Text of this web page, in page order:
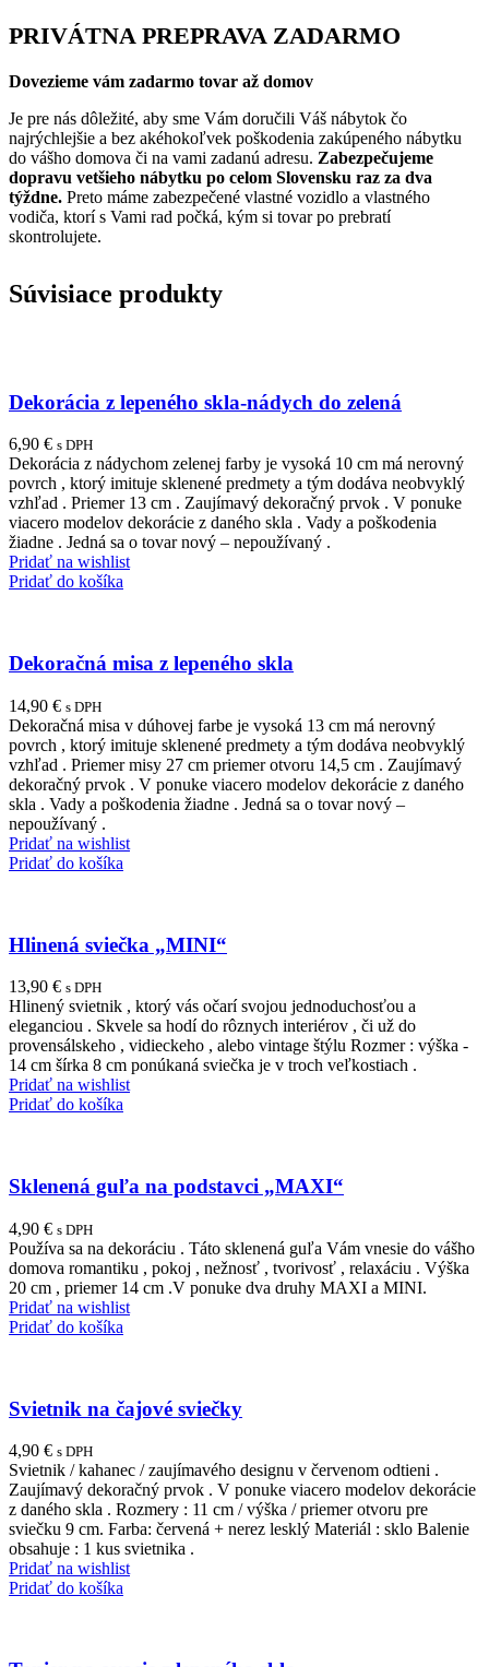
PRIVÁTNA PREPRAVA ZADARMO
Dovezieme vám zadarmo tovar až domov
Je pre nás dôležité, aby sme Vám doručili Váš nábytok čo
najrýchlejšie a bez akéhokoľvek poškodenia zakúpeného nábytku
do vášho domova či na vami zadanú adresu. Zabezpečujeme
dopravu vetšieho nábytku po celom Slovensku raz za dva
týždne. Preto máme zabezpečené vlastné vozidlo a vlastného
vodiča, ktorí s Vami rad počká, kým si tovar po prebratí
skontrolujete.
Súvisiace produkty
Dekorácia z lepeného skla-nádych do zelená
6,90 € s DPH
Dekorácia z nádychom zelenej farby je vysoká 10 cm má nerovný
povrch , ktorý imituje sklenené predmety a tým dodáva neobvyklý
vzhľad . Priemer 13 cm . Zaujímavý dekoračný prvok . V ponuke
viacero modelov dekorácie z daného skla . Vady a poškodenia
žiadne . Jedná sa o tovar nový – nepoužívaný .
Pridať na wishlist
Pridať do košíka
Dekoračná misa z lepeného skla
14,90 € s DPH
Dekoračná misa v dúhovej farbe je vysoká 13 cm má nerovný
povrch , ktorý imituje sklenené predmety a tým dodáva neobvyklý
vzhľad . Priemer misy 27 cm priemer otvoru 14,5 cm . Zaujímavý
dekoračný prvok . V ponuke viacero modelov dekorácie z daného
skla . Vady a poškodenia žiadne . Jedná sa o tovar nový –
nepoužívaný .
Pridať na wishlist
Pridať do košíka
Hlinená sviečka „MINI“
13,90 € s DPH
Hlinený svietnik , ktorý vás očarí svojou jednoduchosťou a
eleganciou . Skvele sa hodí do rôznych interiérov , či už do
provensálskeho , vidieckeho , alebo vintage štýlu Rozmer : výška -
14 cm šírka 8 cm ponúkaná sviečka je v troch veľkostiach .
Pridať na wishlist
Pridať do košíka
Sklenená guľa na podstavci „MAXI“
4,90 € s DPH
Používa sa na dekoráciu . Táto sklenená guľa Vám vnesie do vášho
domova romantiku , pokoj , nežnosť , tvorivosť , relaxáciu . Výška
20 cm , priemer 14 cm .V ponuke dva druhy MAXI a MINI.
Pridať na wishlist
Pridať do košíka
Svietnik na čajové sviečky
4,90 € s DPH
Svietnik / kahanec / zaujímavého designu v červenom odtieni .
Zaujímavý dekoračný prvok . V ponuke viacero modelov dekorácie
z daného skla . Rozmery : 11 cm / výška / priemer otvoru pre
sviečku 9 cm. Farba: červená + nerez lesklý Materiál : sklo Balenie
obsahuje : 1 kus svietnika .
Pridať na wishlist
Pridať do košíka